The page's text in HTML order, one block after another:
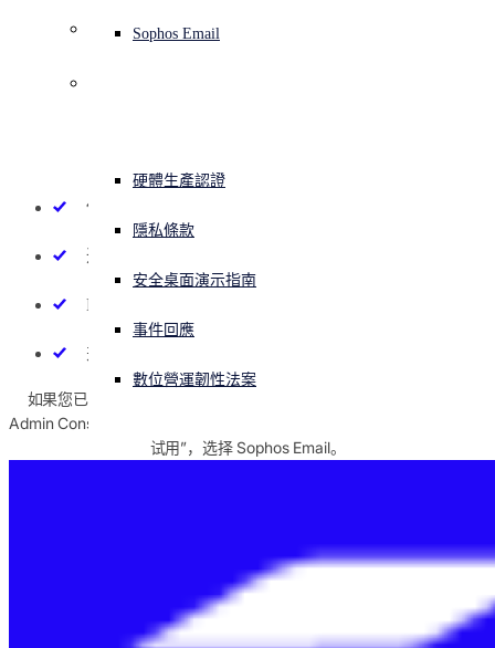
正遭遇網路攻擊？立即獲取協助
简体中文 Open language switcher
Email Security
所有解決方案
網路安全指引
硬體生產認證
隱私條款
安全桌面演示指南
事件回應
數位營運韌性法案
影片
聯絡 Partner Care
Sophos Email
索取價格資訊
Sophos Email
保护用户防止恶意软件、网络钓鱼和模仿尝试
通过 DLP 和一系列加密选项保护敏感数据
Microsoft 365 API 集成加快您的设置和处理邮件
兼容所有其他电子邮件服务，控制域和 DNS 记录
如果您已经有激活 Sophos Central 账号，可以从 Sophos Central
Admin Console 访问 Sophos Email。登录 Sophos Central，单击“免费
试用”，选择 Sophos Email。